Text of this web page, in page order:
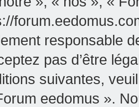
responsable
pas d’être
suivantes,
eedomus ».